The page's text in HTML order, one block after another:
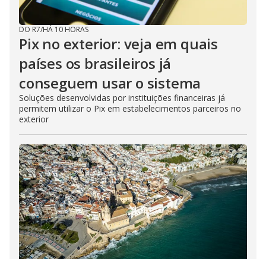
DO R7/HÁ 10 HORAS
Pix no exterior: veja em quais
países os brasileiros já
conseguem usar o sistema
Soluções desenvolvidas por instituições financeiras já
permitem utilizar o Pix em estabelecimentos parceiros no
exterior